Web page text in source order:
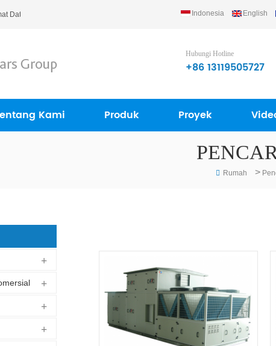
Datang Di H.Stars (Guangzhou) Refrigerating Equipment Group Ltd..
Indonesia English
Hubungi Hotline
+86 13119505727
Kami Produk Proyek
Rumah >